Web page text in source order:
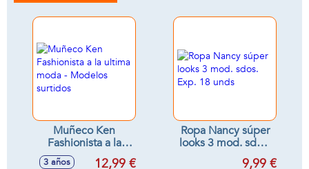
Muñeco Ken
Fashionista a la
ultima moda -
3 años 12,99 €
Ropa Nancy súper
looks 3 mod. sdos.
Exp. 18 unds9,99 €